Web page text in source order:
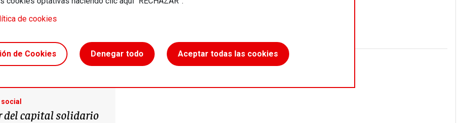
de cookies
de Cookies Denegar todo Aceptar todas las cookies
Khoury Baena
del capital solidario